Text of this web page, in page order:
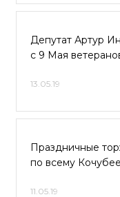
Депутат Артур
с 9 Мая
13.05.19
Праздничные
по всему
11.05.19